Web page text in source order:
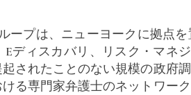
ープは、ニューヨークに拠点
ディスカバリ、リスク・マネ
されたことのない規模の政府
る専門家弁護士のネットワー